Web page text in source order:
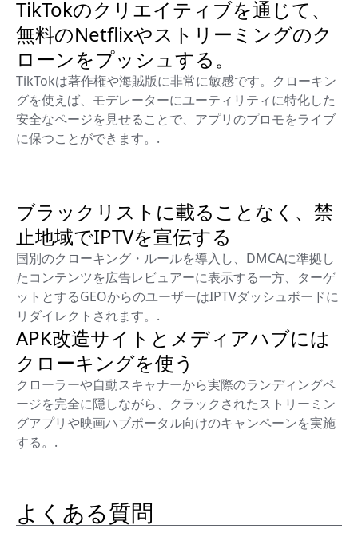
TikTokのクリエイティブを通じて、
無料のNetflixやストリーミングのク
ローンをプッシュする。
TikTokは著作権や海賊版に非常に敏感です。クローキン
グを使えば、モデレーターにユーティリティに特化した
安全なページを見せることで、アプリのプロモをライブ
に保つことができます。.
ブラックリストに載ることなく、禁
止地域でIPTVを宣伝する
国別のクローキング・ルールを導入し、DMCAに準拠し
たコンテンツを広告レビュアーに表示する一方、ターゲ
ットとするGEOからのユーザーはIPTVダッシュボードに
リダイレクトされます。.
APK改造サイトとメディアハブには
クローキングを使う
クローラーや自動スキャナーから実際のランディングペ
ージを完全に隠しながら、クラックされたストリーミン
グアプリや映画ハブポータル向けのキャンペーンを実施
する。.
よくある質問